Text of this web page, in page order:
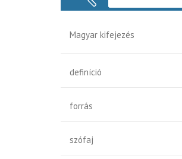
Magyar kifejezés
definíció
forrás
szófaj